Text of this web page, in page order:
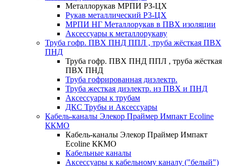
Металлорукав МРПИ РЗ-ЦХ
Рукав металлический Р3-ЦХ
МРПИ НГ Металлорукав в ПВХ изоляции
Аксессуары к металлорукаву
Труба гофр. ПВХ ПНД ППЛ , труба жёсткая ПВХ
ПНД
Труба гофр. ПВХ ПНД ППЛ , труба жёсткая
ПВХ ПНД
Труба гофрированная диэлектр.
Труба жесткая диэлектр. из ПВХ и ПНД
Аксессуары к трубам
ДКС Трубы и Аксессуары
Кабель-каналы Элекор Праймер Импакт Ecoline
ККМО
Кабель-каналы Элекор Праймер Импакт
Ecoline ККМО
Кабельные каналы
Аксессуары к кабельному каналу ("белый")